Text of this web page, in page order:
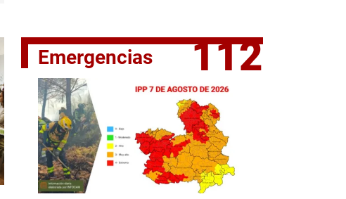
El jefe del Ejecutivo castellanomanchego, Emiliano García-
Emergencias 112